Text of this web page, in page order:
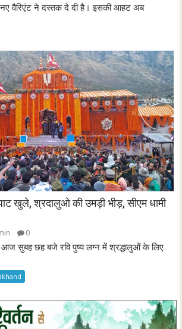
नए वैरिएंट ने दस्तक दे दी है। इसकी आहट अब
खुले, श्रदालुओ की उमड़ी भीड़, सीएम धामी
0
आज सुबह छह बजे रवि पुष्य लग्न में श्रद्धालुओं के लिए